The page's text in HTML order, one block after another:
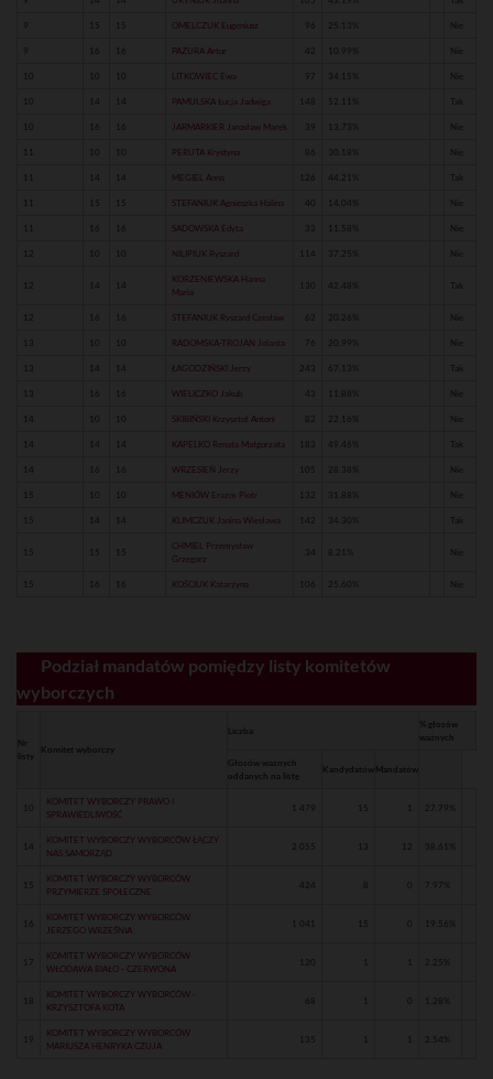
15 15 OMELCZUK Eugeniusz 96 25.13% Nie
16 16 PAZURA Artur 42 10.99% Nie
10 10 10 LITKOWIEC Ewa 97 34.15% Nie
10 14 14 PAMULSKA Łucja Jadwiga 148 52.11% Tak
10 16 16 JARMARKIER Jarosław Marek 13.73% Nie
11 10 10 PERUTA Krystyna 86 30.18% Nie
11 14 14 MEGIEL Anna 126 44.21% Tak
11 15 15 STEFANIUK Agnieszka Halina 40 14.04% Nie
11 16 16 SADOWSKA Edyta 11.58% Nie
12 10 10 NILIPIUK Ryszard 114 37.25% Nie
12 14 14
KORZENIEWSKA Hanna
Maria
130 42.48% Tak
12 16 16 STEFANIUK Ryszard Czesław 62 20.26% Nie
13 10 10 RADOMSKA-TROJAN Jolanta 76 20.99% Nie
13 14 14 ŁAGODZIŃSKI Jerzy 243 67.13% Tak
13 16 16 WIELICZKO Jakub 43 11.88% Nie
14 10 10 SKIBIŃSKI Krzysztof Antoni 82 22.16% Nie
14 14 14 KAPELKO Renata Małgorzata 183 49.46% Tak
14 16 16 WRZESIEŃ Jerzy 105 28.38% Nie
15 10 10 MENIÓW Erazm Piotr 132 31.88% Nie
15 14 14 KLIMCZUK Janina Wiesława 142 34.30% Tak
15 15 15
CHMIEL Przemysław
Grzegorz
34 8.21% Nie
15 16 16 KOŚCIUK Katarzyna 106 25.60% Nie
Podział mandatów pomiędzy listy komitetów
wyborczych
Nr
listy
Komitet wyborczy
Liczba
% głosów
ważnych
Głosów ważnych
oddanych na listę
Kandydatów Mandatów
10
KOMITET WYBORCZY PRAWO I
SPRAWIEDLIWOŚĆ
1 479 15 1 27.79%
14
KOMITET WYBORCZY WYBORCÓW ŁĄCZY
NAS SAMORZĄD
2 055 13 12 38.61%
15
KOMITET WYBORCZY WYBORCÓW
PRZYMIERZE SPOŁECZNE
424 7.97%
16
KOMITET WYBORCZY WYBORCÓW
JERZEGO WRZEŚNIA
1 041 15 19.56%
17
KOMITET WYBORCZY WYBORCÓW
WŁODAWA BIAŁO - CZERWONA
120 1 1 2.25%
18
KOMITET WYBORCZY WYBORCÓW -
KRZYSZTOFA KOTA
68 1 1.28%
19
KOMITET WYBORCZY WYBORCÓW
MARIUSZA HENRYKA CZUJA
135 1 1 2.54%